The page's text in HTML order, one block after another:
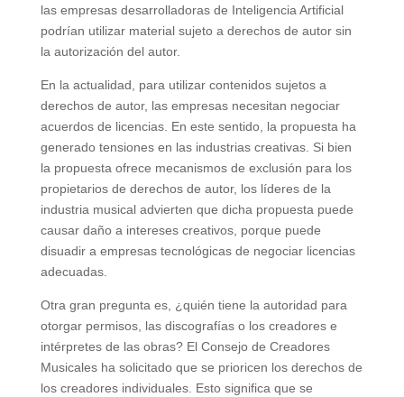
las empresas desarrolladoras de Inteligencia Artificial
podrían utilizar material sujeto a derechos de autor sin
la autorización del autor.
En la actualidad, para utilizar contenidos sujetos a
derechos de autor, las empresas necesitan negociar
acuerdos de licencias. En este sentido, la propuesta ha
generado tensiones en las industrias creativas. Si bien
la propuesta ofrece mecanismos de exclusión para los
propietarios de derechos de autor, los líderes de la
industria musical advierten que dicha propuesta puede
causar daño a intereses creativos, porque puede
disuadir a empresas tecnológicas de negociar licencias
adecuadas.
Otra gran pregunta es, ¿quién tiene la autoridad para
otorgar permisos, las discografías o los creadores e
intérpretes de las obras? El Consejo de Creadores
Musicales ha solicitado que se prioricen los derechos de
los creadores individuales. Esto significa que se